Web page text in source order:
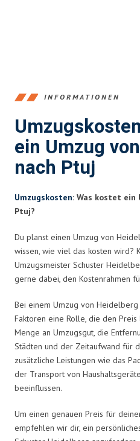
INFORMATIONEN
ein Umzug
nach Ptuj
Umzugskosten: Was kostet ein
Ptuj?
Du planst einen Umzug von
wissen, wie viel das kosten wird?
Umzugsmeister Schuster
gerne dabei, den Kostenrahmen
Bei einem Umzug von
Faktoren eine Rolle, die den
Menge an Umzugsgut, die
Städten und der Zeitaufwand für
zusätzliche Leistungen wie das
der Transport von
beeinflussen.
Um einen genauen Preis für
empfehlen wir dir, ein